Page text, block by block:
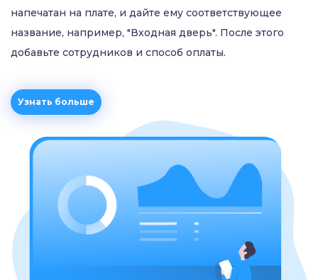
напечатан на плате, и дайте ему соответствующее
название, например, "Входная дверь". После этого
добавьте сотрудников и способ оплаты.
Узнать больше